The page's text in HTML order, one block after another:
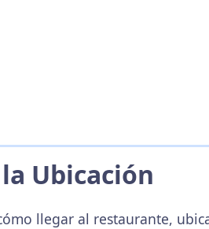
Ubicación
llegar al restaurante,